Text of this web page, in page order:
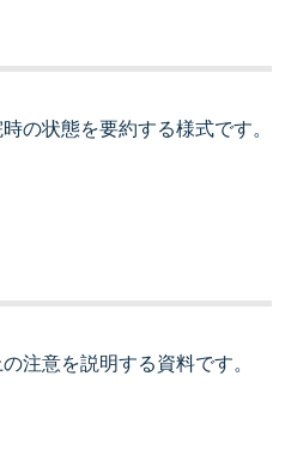
の状態を要約する様式です。
注意を説明する資料です。